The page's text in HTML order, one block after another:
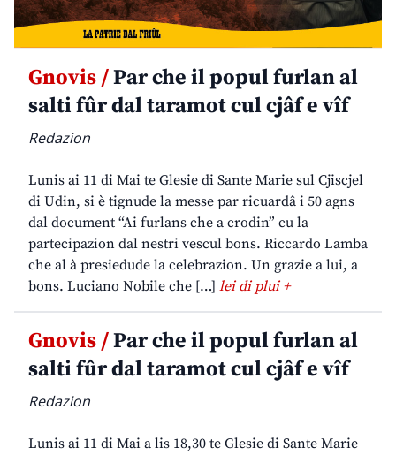
Gnovis /Par che il popul furlan al
salti fûr dal taramot cul cjâf e vîf
Redazion
Lunis ai 11 di Mai te Glesie di Sante Marie sul Cjiscjel
di Udin, si è tignude la messe par ricuardâ i 50 agns
dal document “Ai furlans che a crodin” cu la
partecipazion dal nestri vescul bons. Riccardo Lamba
che al à presiedude la celebrazion. Un grazie a lui, a
bons. Luciano Nobile che […] lei di plui +
Gnovis /Par che il popul furlan al
salti fûr dal taramot cul cjâf e vîf
Redazion
Lunis ai 11 di Mai a lis 18,30 te Glesie di Sante Marie